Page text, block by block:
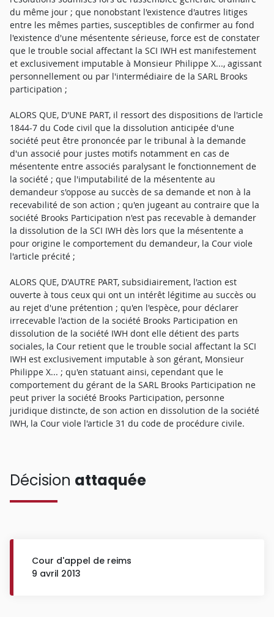
du même jour ; que nonobstant l'existence d'autres litiges
entre les mêmes parties, susceptibles de confirmer au fond
l'existence d'une mésentente sérieuse, force est de constater
que le trouble social affectant la SCI IWH est manifestement
et exclusivement imputable à Monsieur Philippe X..., agissant
personnellement ou par l'intermédiaire de la SARL Brooks
participation ;
ALORS QUE, D'UNE PART, il ressort des dispositions de l'article
1844-7 du Code civil que la dissolution anticipée d'une
société peut être prononcée par le tribunal à la demande
d'un associé pour justes motifs notamment en cas de
mésentente entre associés paralysant le fonctionnement de
la société ; que l'imputabilité de la mésentente au
demandeur s'oppose au succès de sa demande et non à la
recevabilité de son action ; qu'en jugeant au contraire que la
société Brooks Participation n'est pas recevable à demander
la dissolution de la SCI IWH dès lors que la mésentente a
pour origine le comportement du demandeur, la Cour viole
l'article précité ;
ALORS QUE, D'AUTRE PART, subsidiairement, l'action est
ouverte à tous ceux qui ont un intérêt légitime au succès ou
au rejet d'une prétention ; qu'en l'espèce, pour déclarer
irrecevable l'action de la société Brooks Participation en
dissolution de la société IWH dont elle détient des parts
sociales, la Cour retient que le trouble social affectant la SCI
IWH est exclusivement imputable à son gérant, Monsieur
Philippe X... ; qu'en statuant ainsi, cependant que le
comportement du gérant de la SARL Brooks Participation ne
peut priver la société Brooks Participation, personne
juridique distincte, de son action en dissolution de la société
IWH, la Cour viole l'article 31 du code de procédure civile.
Décision attaquée
Cour d'appel de reims
9 avril 2013